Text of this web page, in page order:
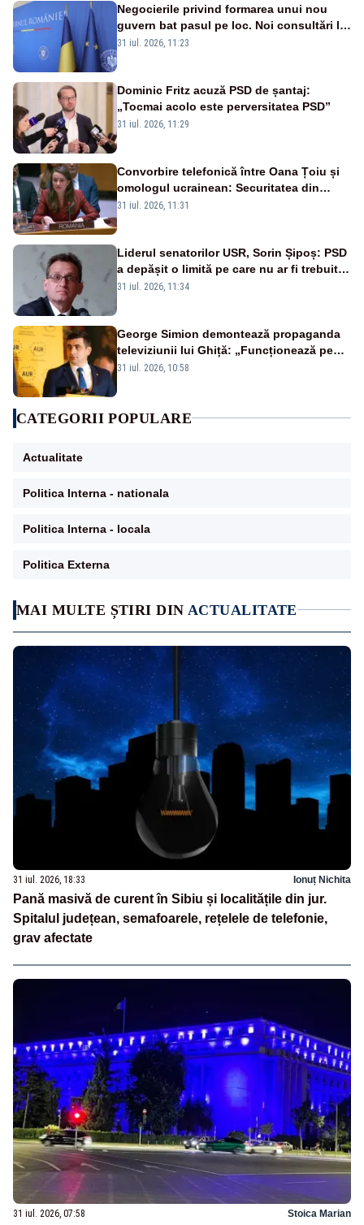
MAI MULTE ȘTIRI DIN ACTUALITATE
31 iul. 2026, 18:33 Ionuț Nichita
Pană masivă de curent în Sibiu și localitățile din jur.
Spitalul județean, semafoarele, rețelele de telefonie,
grav afectate
31 iul. 2026, 07:58 Stoica Marian
Negocierile privind formarea unui nou
guvern bat pasul pe loc. Noi consultări la
Cotroceni, așteptate după mijlocul lunii
31 iul. 2026, 11:23
Dominic Fritz acuză PSD de șantaj:
„Tocmai acolo este perversitatea PSD”
31 iul. 2026, 11:29
Convorbire telefonică între Oana Țoiu și
omologul ucrainean: Securitatea din
Marea Neagră - pe agendă
31 iul. 2026, 11:31
Liderul senatorilor USR, Sorin Șipoș: PSD
a depășit o limită pe care nu ar fi trebuit
niciodată un partid proeuropean să o facă
31 iul. 2026, 11:34
George Simion demontează propaganda
televiziunii lui Ghiță: „Funcționează pe
miliarde luate de la români”
31 iul. 2026, 10:58
CATEGORII POPULARE
Actualitate
Politica Interna - nationala
Politica Interna - locala
Politica Externa